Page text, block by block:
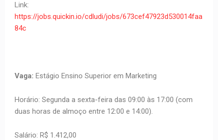
Link:
https://jobs.quickin.io/cdludi/jobs/673cef47923d530014faa
84c
Vaga: Estágio Ensino Superior em Marketing
Horário: Segunda a sexta-feira das 09:00 às 17:00 (com
duas horas de almoço entre 12:00 e 14:00).
Salário: R$ 1.412,00